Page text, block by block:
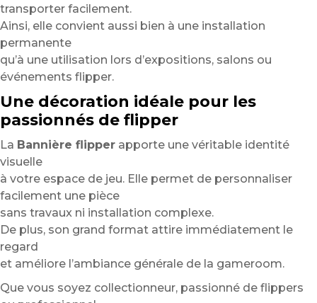
transporter facilement.
Ainsi, elle convient aussi bien à une installation
permanente
qu’à une utilisation lors d’expositions, salons ou
événements flipper.
Une décoration idéale pour les
passionnés de flipper
La Bannière flipper apporte une véritable identité
visuelle
à votre espace de jeu. Elle permet de personnaliser
facilement une pièce
sans travaux ni installation complexe.
De plus, son grand format attire immédiatement le
regard
et améliore l’ambiance générale de la gameroom.
Que vous soyez collectionneur, passionné de flippers